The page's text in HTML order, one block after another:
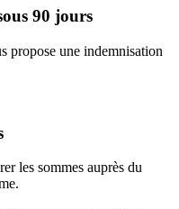
90 jours
propose une indemnisation
les sommes auprès du